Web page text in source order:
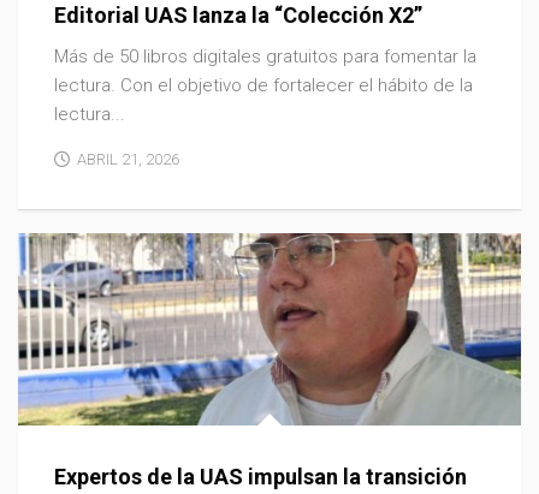
Editorial UAS lanza la “Colección X2”
Más de 50 libros digitales gratuitos para fomentar la
lectura. Con el objetivo de fortalecer el hábito de la
lectura...
ABRIL 21, 2026
Expertos de la UAS impulsan la transición